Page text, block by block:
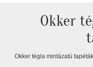
Okker
Okker tégla mintázatú